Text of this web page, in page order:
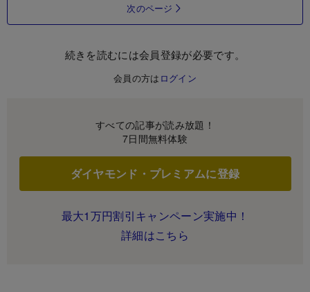
次のページ
続きを読むには会員登録が必要です。
会員の方は ログイン
すべての記事が読み放題！
7日間無料体験
ダイヤモンド・プレミアムに登録
最大1万円割引キャンペーン実施中！
詳細はこちら